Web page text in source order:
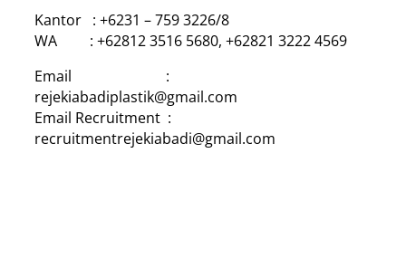
Kantor : +6231 – 759 3226/8
WA : +62812 3516 5680, +62821 3222 4569
Email :
rejekiabadiplastik@gmail.com
Email Recruitment :
recruitmentrejekiabadi@gmail.com